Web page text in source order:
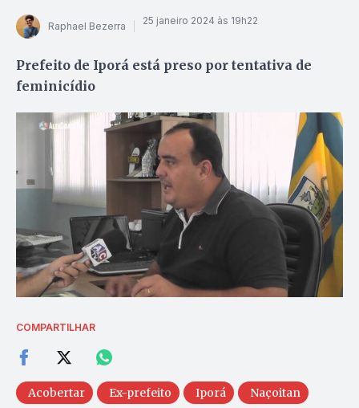
Raphael Bezerra 25 janeiro 2024 às 19h22
Prefeito de Iporá está preso por tentativa de
feminicídio
COMPARTILHAR
Acobertar Ex-prefeito Iporá Naçoitan